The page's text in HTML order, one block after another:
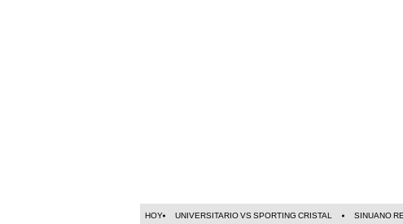
HOY UNIVERSITARIO VS SPORTING CRISTAL SINUANO